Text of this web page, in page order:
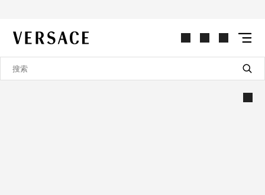
VERSACE | 主页